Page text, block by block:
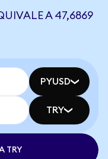
A 47,6869
PYUSD
TRY
TRY